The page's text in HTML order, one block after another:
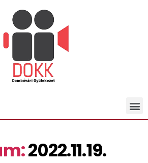
2022.11.19.